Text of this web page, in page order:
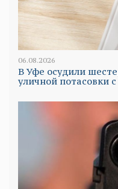
06.08.2026
В Уфе осудили
уличной потасовки